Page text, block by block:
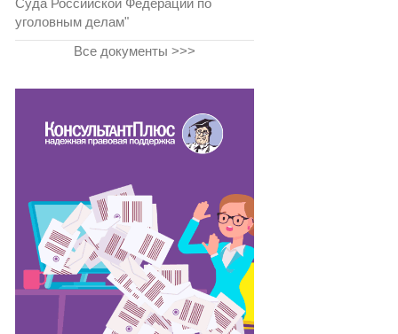
Суда Российской Федерации по
уголовным делам"
Все документы >>>